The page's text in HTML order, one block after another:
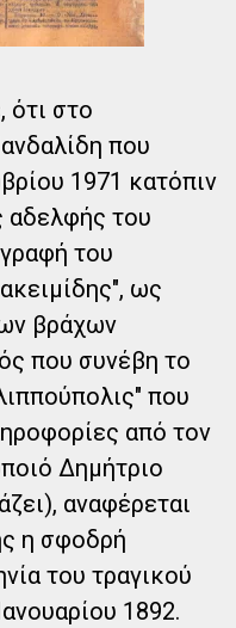
ότι στο
που
1971 κατόπιν
αδελφής του
του
ως
βράχων
που συνέβη το
που
από τον
Δημήτριο
αναφέρεται
η σφοδρή
του τραγικού
1892.